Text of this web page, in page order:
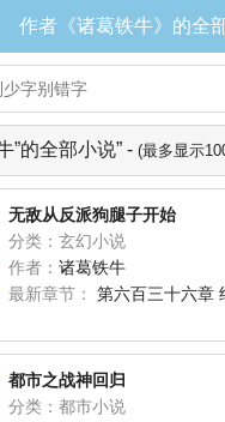
作者《诸葛铁牛》的全
”的全部小说” - (最多显示
无敌从反派狗腿子开始
分类：玄幻小说
作者： 诸葛铁牛
最新章节：
第六百三十六章
都市之战神回归
分类：都市小说